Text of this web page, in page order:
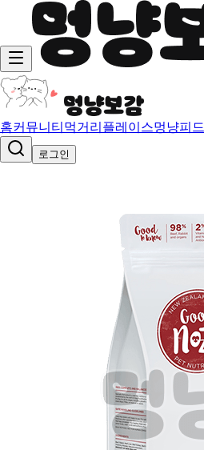
홈커뮤니티 먹거리 플레이스멍냥피드
로그인